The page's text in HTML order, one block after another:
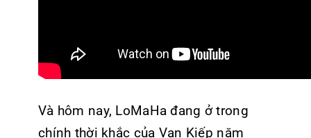
Và hôm nay, LoMaHa đang ở trong
chính thời khắc của Vạn Kiếp năm